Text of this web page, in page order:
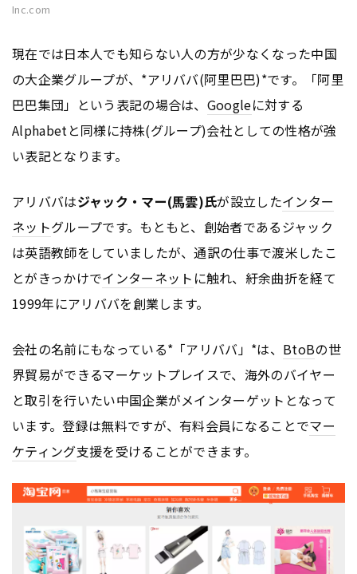
Inc.com
現在では日本人でも知らない人の方が少なくなった中国
の大企業グループが、*アリババ(阿里巴巴)*です。「阿里
巴巴集団」という表記の場合は、 Googleに対する
Alphabetと同様に持株(グループ)会社としての性格が強
い表記となります。
アリババはジャック・マー(馬雲)氏が設立したインター
ネットグループです。もともと、創始者であるジャック
は英語教師をしていましたが、通訳の仕事で渡米したこ
とがきっかけでインターネット に触れ、紆余曲折を経て
1999年にアリババを創業します。
会社の名前にもなっている*「アリババ」*は、 BtoBの世
界貿易ができるマーケットプレイスで、海外のバイヤー
と取引を行いたい中国企業がメインターゲットとなって
います。登録は無料ですが、有料会員になることでマー
ケティング支援を受けることができます。